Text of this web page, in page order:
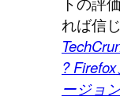
れば信
?
ージョ